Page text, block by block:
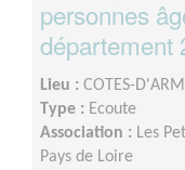
personnes
département
Lieu : COTES-
Type : Ecoute
Association : Les
Pays de Loire